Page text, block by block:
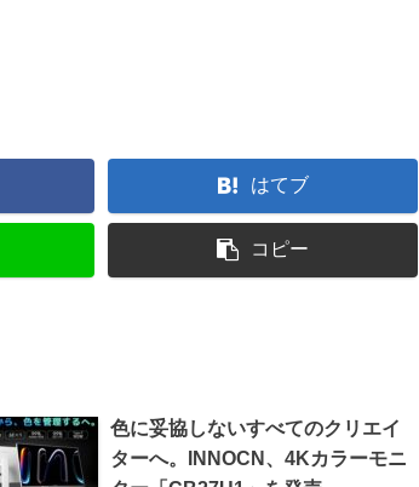
はてブ
コピー
色に妥協しないすべてのクリエイ
ターへ。INNOCN、4Kカラーモニ